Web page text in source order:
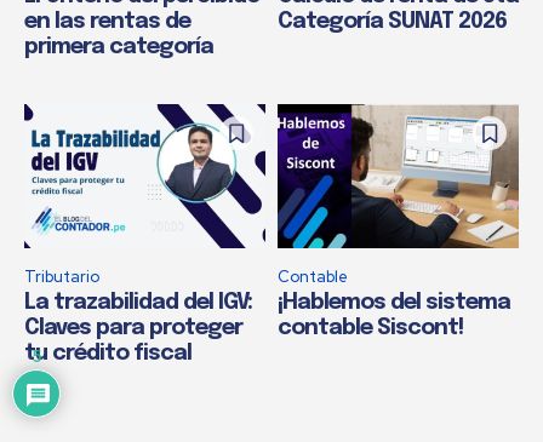
en las rentas de
primera categoría
Categoría SUNAT 2026
Tributario
La trazabilidad del IGV:
Claves para proteger
tu crédito fiscal
Contable
¡Hablemos del sistema
contable Siscont!
5